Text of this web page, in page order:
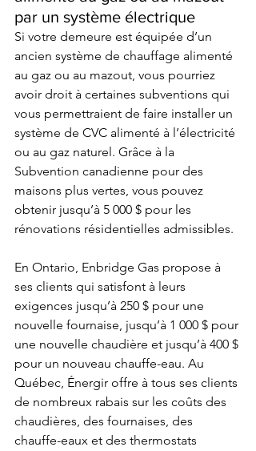
par un système électrique
Si votre demeure est équipée d’un
ancien système de chauffage alimenté
au gaz ou au mazout, vous pourriez
avoir droit à certaines subventions qui
vous permettraient de faire installer un
système de CVC alimenté à l’électricité
ou au gaz naturel. Grâce à la
Subvention canadienne pour des
maisons plus vertes, vous pouvez
obtenir jusqu’à 5 000 $ pour les
rénovations résidentielles admissibles.
En Ontario, Enbridge Gas propose à
ses clients qui satisfont à leurs
exigences jusqu’à 250 $ pour une
nouvelle fournaise, jusqu’à 1 000 $ pour
une nouvelle chaudière et jusqu’à 400 $
pour un nouveau chauffe-eau. Au
Québec, Énergir offre à tous ses clients
de nombreux rabais sur les coûts des
chaudières, des fournaises, des
chauffe-eaux et des thermostats